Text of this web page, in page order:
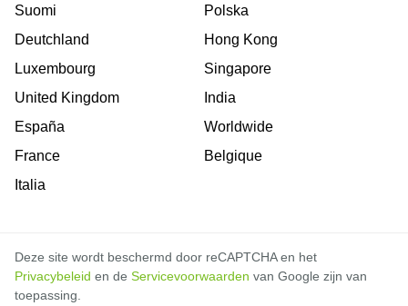
Suomi
Deutchland
Luxembourg
United Kingdom
España
France
Italia
Polska
Hong Kong
Singapore
India
Worldwide
Belgique
Deze site wordt beschermd door reCAPTCHA en het
Privacybeleid en de Servicevoorwaarden van Google zijn van
toepassing.